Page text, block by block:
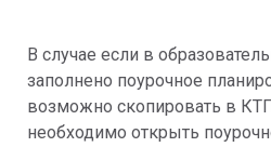
В случае если в
заполнено поурочное
возможно скопировать в
необходимо открыть